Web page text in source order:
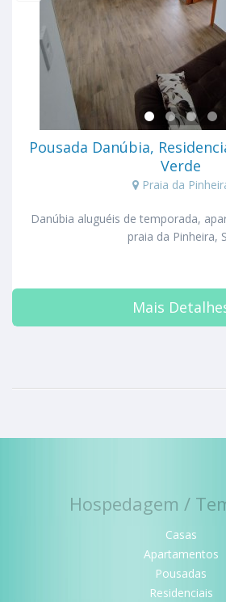
Pousada Danúbia,
Verde
Praia da
Danúbia aluguéis de temporada,
praia da Pinheira,
Mais
Hospedagem /
Casas
Apartamentos
Pousadas
Residenciais